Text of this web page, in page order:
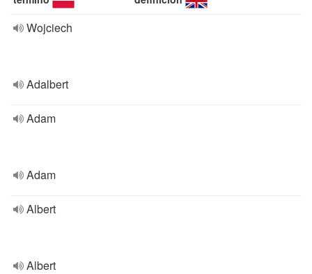
Wojciech
Adalbert
Adam
Adam
Albert
Albert